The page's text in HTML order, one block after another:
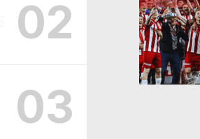
02
03